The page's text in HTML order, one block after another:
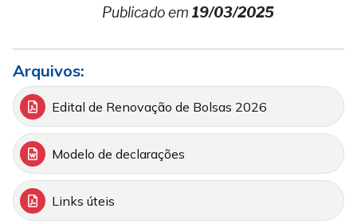
Publicado em 19/03/2025
Arquivos:
Edital de Renovação de Bolsas 2026
Modelo de declarações
Links úteis